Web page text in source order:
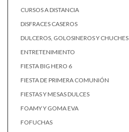
CURSOS A DISTANCIA
DISFRACES CASEROS
DULCEROS, GOLOSINEROS Y CHUCHES
ENTRETENIMIENTO
FIESTA BIG HERO 6
FIESTA DE PRIMERA COMUNIÓN
FIESTAS Y MESAS DULCES
FOAMY Y GOMA EVA
FOFUCHAS